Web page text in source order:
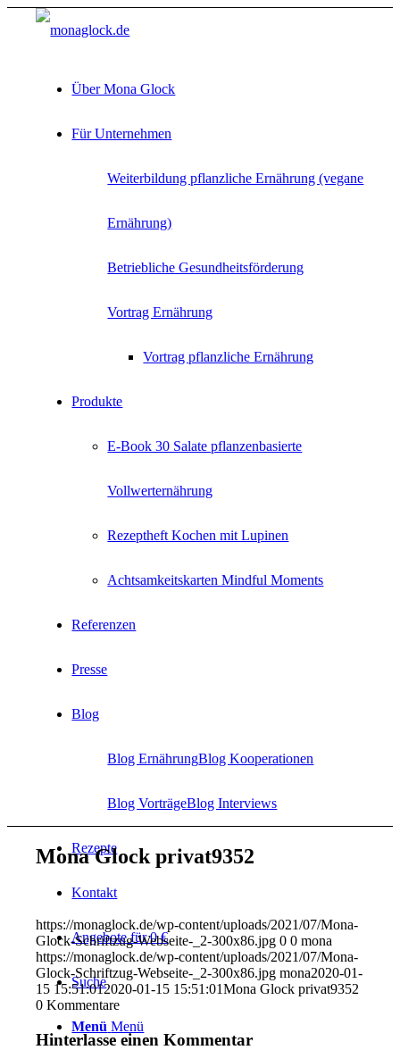
Über Mona Glock
Für Unternehmen
Weiterbildung pflanzliche Ernährung (vegane
Ernährung)
Betriebliche Gesundheitsförderung
Vortrag Ernährung
Vortrag pflanzliche Ernährung
Produkte
E-Book 30 Salate pflanzenbasierte
Vollwerternährung
Rezeptheft Kochen mit Lupinen
Achtsamkeitskarten Mindful Moments
Referenzen
Presse
Blog
Blog ErnährungBlog Kooperationen
Blog VorträgeBlog Interviews
Rezepte
Kontakt
Angebote für 0 €
Suche
Menü Menü
Mona Glock privat9352
https://monaglock.de/wp-content/uploads/2021/07/Mona-
Glock-Schriftzug-Webseite-_2-300x86.jpg 0 0 mona
https://monaglock.de/wp-content/uploads/2021/07/Mona-
Glock-Schriftzug-Webseite-_2-300x86.jpg mona2020-01-
15 15:51:012020-01-15 15:51:01Mona Glock privat9352
0 Kommentare
Hinterlasse einen Kommentar